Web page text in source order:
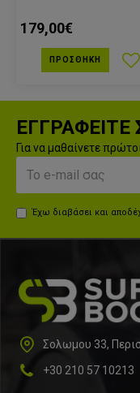
179,00€
ΠΡΟΣΘΉΚΗ
ΕΓΓΡΑΦΕΙΤΕ
Για να μαθαίνετε
Έχω διαβάσει και
Σολωμου 33,
+30 210 57 10213